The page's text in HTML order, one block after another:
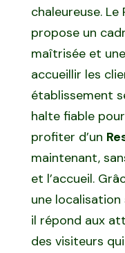
chaleureuse.
propose un
maîtrisée et
accueillir les
établissement
halte fiable
profiter d’un
maintenant,
et l’accueil.
une
il répond aux
des visiteurs